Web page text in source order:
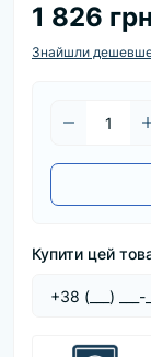
1 826
Знайшли
Купити цей